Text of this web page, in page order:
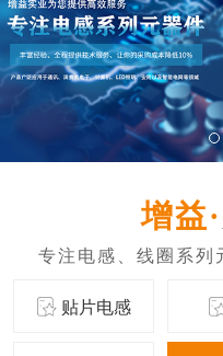
贴片电感